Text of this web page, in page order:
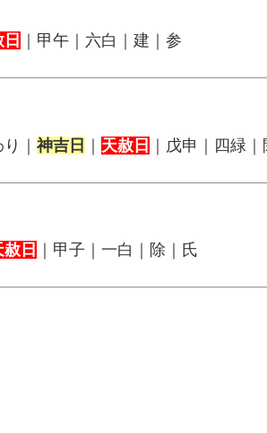
｜甲午｜六白｜建｜参
｜ 神吉日 ｜ 天赦日 ｜戊申｜四緑
赦日 ｜甲子｜一白｜除｜氏